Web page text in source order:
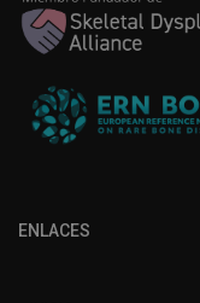
ENLACES